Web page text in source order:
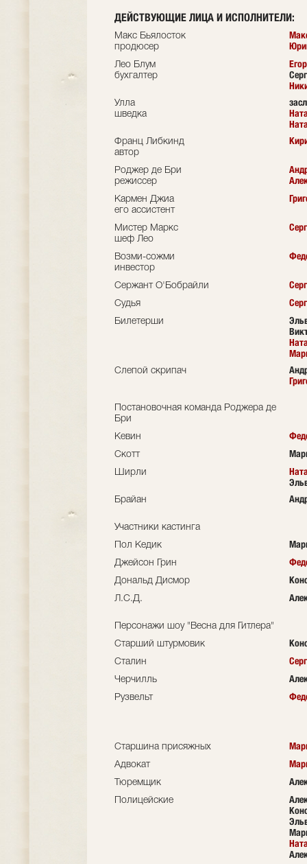
ДЕЙСТВУЮЩИЕ ЛИЦА И ИСПОЛНИТЕЛИ:
Макс Бьялосток
продюсер
Лео Блум
бухгалтер
Улла
шведка
Франц Либкинд
автор
Роджер де Бри
режиссер
Кармен Джиа
его ассистент
Мистер Маркс
шеф Лео
Возми-сожми
инвестор
Сержант O'Бобрайли
Судья
Билетерши
Слепой скрипач
Постановочная команда Роджера де
Бри
Кевин
Скотт
Ширли
Брайан
Участники кастинга
Пол Кедик
Джейсон Грин
Дональд Дисмор
Л.С.Д.
Персонажи шоу "Весна для Гитлера"
Старший штурмовик
Сталин
Черчилль
Рузвельт
Старшина присяжных
Адвокат
Тюремщик
Полицейские